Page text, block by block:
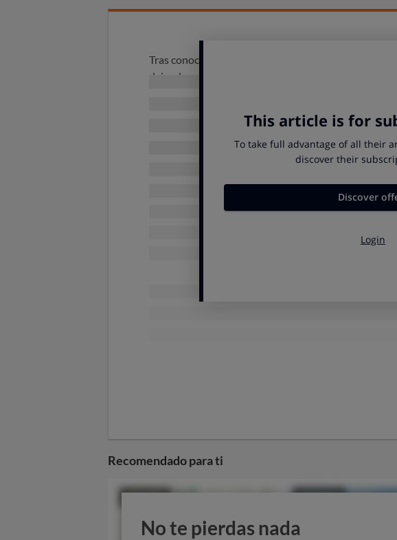
Tras conocer los resultados del análisis, el
dejar de comercializar este producto.
Recomendado para ti
No te pierdas nada